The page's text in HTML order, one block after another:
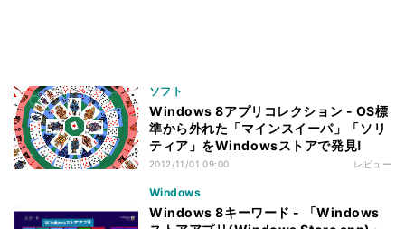
ソフト
Windows 8アプリコレクション - OS標
準から外れた「マインスイーパ」「ソリ
ティア」をWindowsストアで発見!
2012/11/01 09:00 レビュー
Windows
Windows 8キーワード - 「Windows